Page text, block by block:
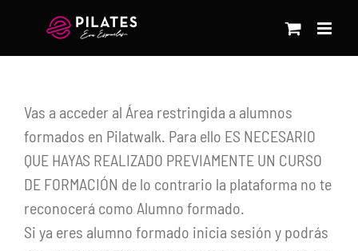
contenido
Vas a acceder al Área restringida a alumnos
formados en Pilatwalk. Para ello ES NECESARIO
QUE HAYAS REALIZADO PREVIAMENTE UN CURSO
DE FORMACIÓN de lo contrario la plataforma no te
reconocerá como Alumno formado.
Si ya eres alumno formado inicia sesión y podrás